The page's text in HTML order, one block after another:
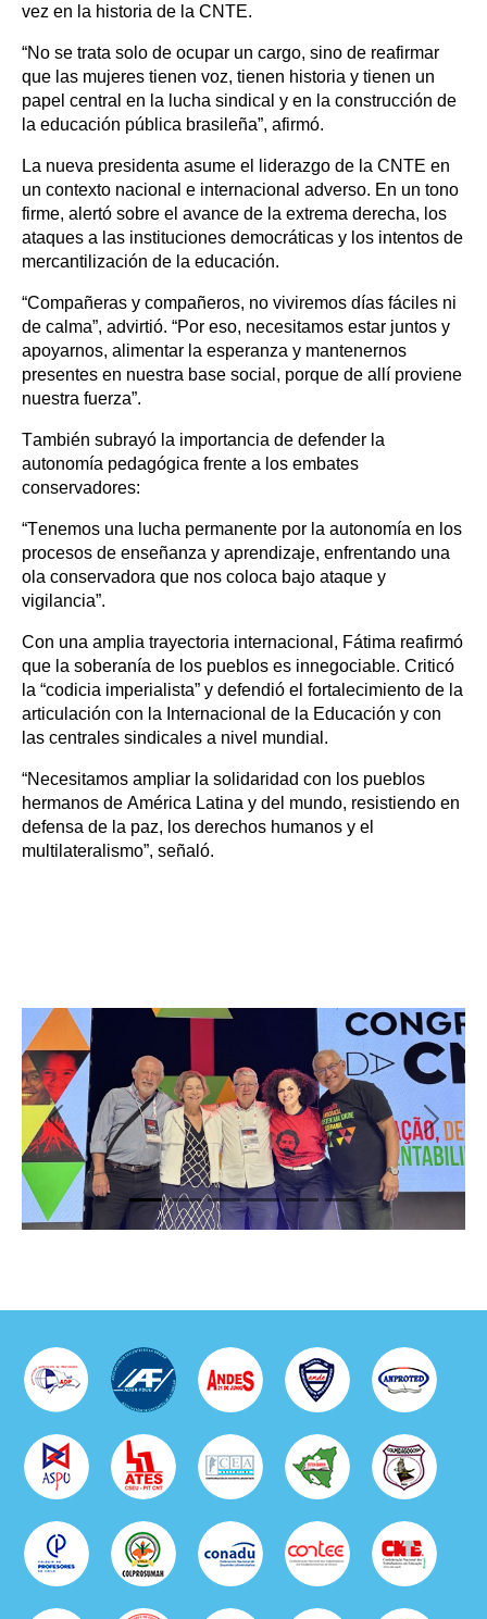
vez en la historia de la CNTE.
“No se trata solo de ocupar un cargo, sino de reafirmar
que las mujeres tienen voz, tienen historia y tienen un
papel central en la lucha sindical y en la construcción de
la educación pública brasileña”, afirmó.
La nueva presidenta asume el liderazgo de la CNTE en
un contexto nacional e internacional adverso. En un tono
firme, alertó sobre el avance de la extrema derecha, los
ataques a las instituciones democráticas y los intentos de
mercantilización de la educación.
“Compañeras y compañeros, no viviremos días fáciles ni
de calma”, advirtió. “Por eso, necesitamos estar juntos y
apoyarnos, alimentar la esperanza y mantenernos
presentes en nuestra base social, porque de allí proviene
nuestra fuerza”.
También subrayó la importancia de defender la
autonomía pedagógica frente a los embates
conservadores:
“Tenemos una lucha permanente por la autonomía en los
procesos de enseñanza y aprendizaje, enfrentando una
ola conservadora que nos coloca bajo ataque y
vigilancia”.
Con una amplia trayectoria internacional, Fátima reafirmó
que la soberanía de los pueblos es innegociable. Criticó
la “codicia imperialista” y defendió el fortalecimiento de la
articulación con la Internacional de la Educación y con
las centrales sindicales a nivel mundial.
“Necesitamos ampliar la solidaridad con los pueblos
hermanos de América Latina y del mundo, resistiendo en
defensa de la paz, los derechos humanos y el
multilateralismo”, señaló.
Previous Next